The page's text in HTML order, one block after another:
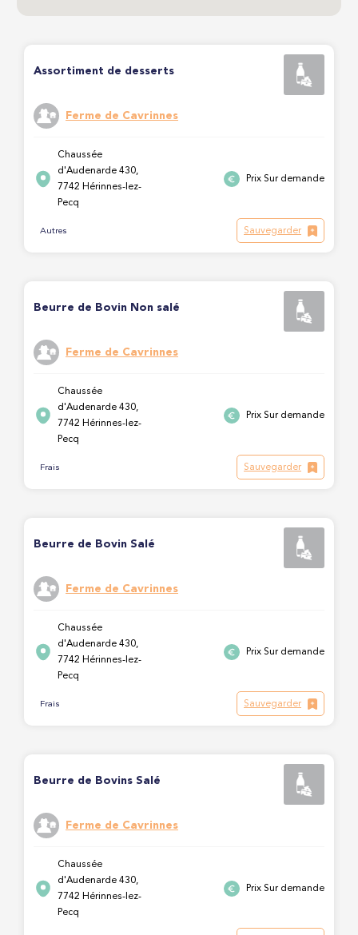
Assortiment de desserts
Ferme de Cavrinnes
Chaussée
d'Audenarde 430,
7742 Hérinnes-lez-
Pecq
Prix Sur demande
Autres Sauvegarder
Beurre de Bovin Non salé
Ferme de Cavrinnes
Chaussée
d'Audenarde 430,
7742 Hérinnes-lez-
Pecq
Prix Sur demande
Frais Sauvegarder
Beurre de Bovin Salé
Ferme de Cavrinnes
Chaussée
d'Audenarde 430,
7742 Hérinnes-lez-
Pecq
Prix Sur demande
Frais Sauvegarder
Beurre de Bovins Salé
Ferme de Cavrinnes
Chaussée
d'Audenarde 430,
7742 Hérinnes-lez-
Pecq
Prix Sur demande